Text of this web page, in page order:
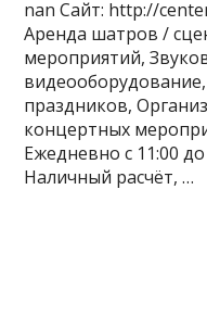
nan Сайт: http://
Аренда шатров /
мероприятий,
праздников,
концертных
Ежедневно с 11:00
Наличный расчёт, …